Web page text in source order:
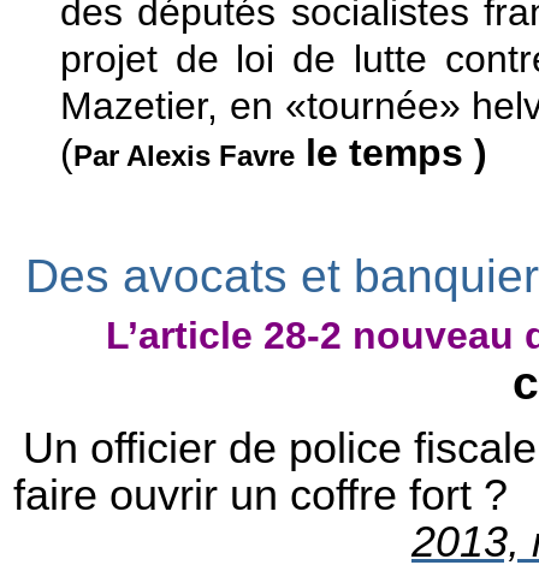
des députés socialistes
projet de loi de lutte
Mazetier, en «tournée»
(Par Alexis Favre le temps )
Des avocats et
L’article 28-2
Un officier de police
faire ouvrir un coffre
2013,